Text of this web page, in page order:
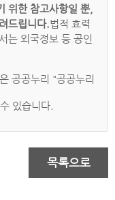
위한 참고사항일 뿐,
드립니다.법적 효력
는 외국정보 등 공인
공공누리 "공공누리
있습니다.
목록으로